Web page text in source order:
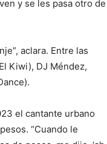
y se les pasa otro de
aclara. Entre las
Kiwi), DJ Méndez,
el cantante urbano
“Cuando le